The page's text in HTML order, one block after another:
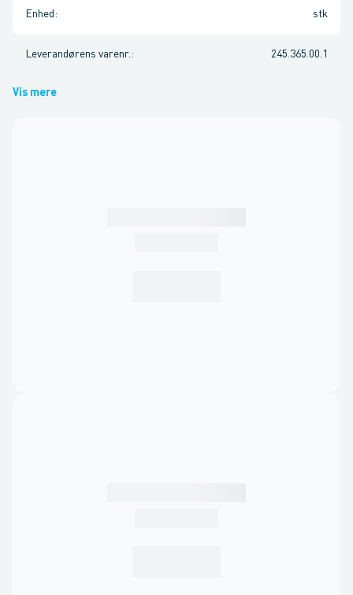
Enhed : stk
Leverandørens varenr. : 245.365.00.1
Vis mere